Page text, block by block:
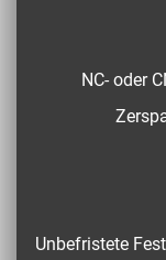
NC- oder
Unbefristete